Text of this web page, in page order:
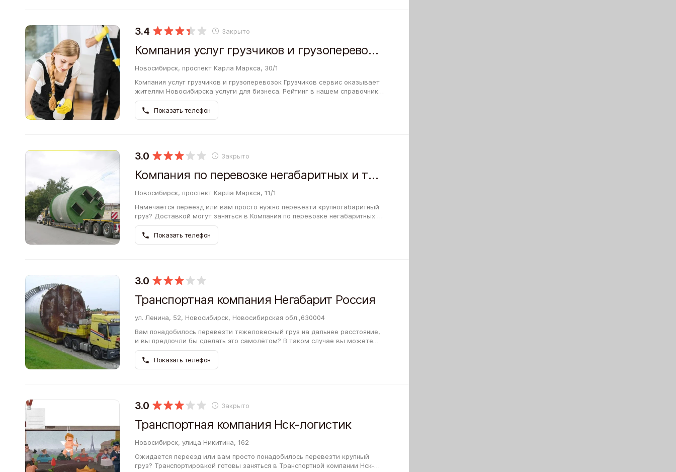
3.4 Закрыто
Компания услуг грузчиков и грузоперевозок Грузчиков сервис
Новосибирск, проспект Карла Маркса, 30/1
Компания услуг грузчиков и грузоперевозок Грузчиков сервис оказывает
жителям Новосибирска услуги для бизнеса. Рейтинг в нашем справочнике
— 3.4 балла. Если вы ранее уже были здесь, вы можете…
Показать телефон
3.0 Закрыто
Компания по перевозке негабаритных и тяжеловесных грузов Спецтранс
Новосибирск, проспект Карла Маркса, 11/1
Намечается переезд или вам просто нужно перевезти крупногабаритный
груз? Доставкой могут заняться в Компания по перевозке негабаритных и
тяжеловесных грузов Спецтранс. Вы сможете заранее узнать…
Показать телефон
3.0
Транспортная компания Негабарит Россия
ул. Ленина, 52, Новосибирск, Новосибирская обл.,630004
Вам понадобилось перевезти тяжеловесный груз на дальнее расстояние,
и вы предпочли бы сделать это самолётом? В таком случае вы можете
обратиться в Транспортную компанию Негабарит Россия. Такой…
Показать телефон
3.0 Закрыто
Транспортная компания Нск-логистик
Новосибирск, улица Никитина, 162
Ожидается переезд или вам просто понадобилось перевезти крупный
груз? Транспортировкой готовы заняться в Транспортной компании Нск-